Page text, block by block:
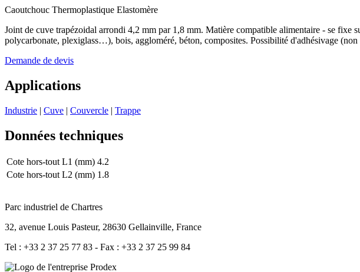
Caoutchouc Thermoplastique Elastomère
Joint de cuve trapézoidal arrondi 4,2 mm par 1,8 mm. Matière compatible alimentaire - se
polycarbonate, plexiglass…), bois, aggloméré, béton, composites. Possibilité d'adhésivage
Demande de devis
Applications
Industrie | Cuve | Couvercle | Trappe
Données techniques
Cote hors-tout L1 (mm) 4.2
Cote hors-tout L2 (mm) 1.8
Parc industriel de Chartres
32, avenue Louis Pasteur, 28630 Gellainville, France
Tel : +33 2 37 25 77 83 - Fax : +33 2 37 25 99 84